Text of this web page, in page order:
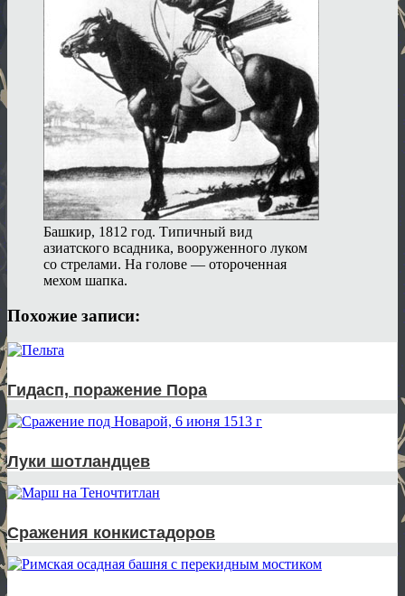
Башкир, 1812 год. Типичный вид
азиатского всадника, вооруженного луком
со стрелами. На голове — отороченная
мехом шапка.
Похожие записи:
Гидасп, поражение Пора
Луки шотландцев
Сражения конкистадоров